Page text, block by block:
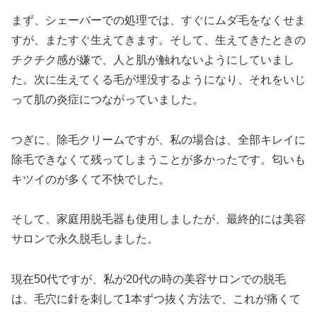
まず、シェーバーでの処理では、すぐにムダ毛をなくせま
すが、またすぐ生えてきます。そして、生えてきたときの
チクチク感が嫌で、人と肌が触れないようにしていまし
た。次に生えてくる毛が埋没するようになり、それをいじ
って肌の炎症につながっていました。
つぎに、除毛クリームですが、私の場合は、全部キレイに
除毛できなくて残ってしまうことが多かったです。匂いも
キツイのが多くて不快でした。
そして、家庭用脱毛器も使用しましたが、最終的には美容
サロンで永久脱毛しました。
現在50代ですが、私が20代の時の美容サロンでの脱毛
は、毛穴に針を刺して1本ずつ抜く方法で、これが痛くて